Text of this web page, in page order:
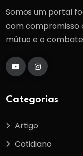
Somos um portal
com compromisso
mútuo e o
Categorias
Artigo
Cotidiano